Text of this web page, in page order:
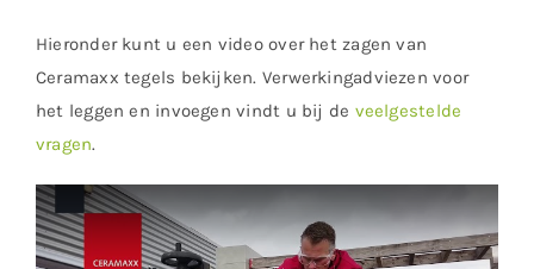
Hieronder kunt u een video over het zagen van
Ceramaxx tegels bekijken. Verwerkingadviezen voor
het leggen en invoegen vindt u bij de veelgestelde
vragen.